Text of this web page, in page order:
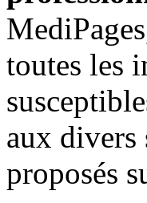
toutes les
aux divers
proposés